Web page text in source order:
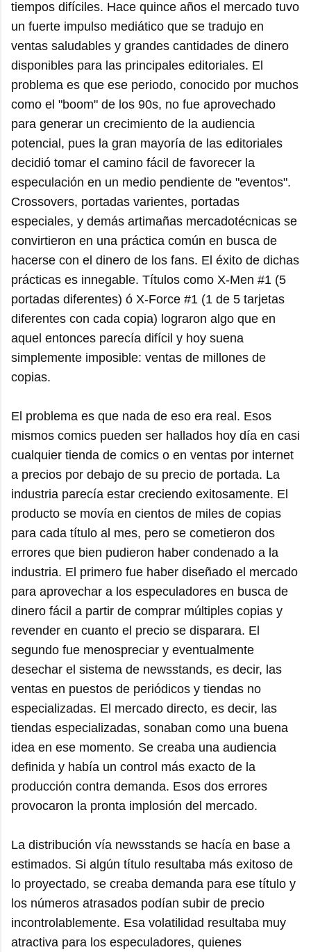
tiempos difíciles. Hace quince años el mercado tuvo
un fuerte impulso mediático que se tradujo en
ventas saludables y grandes cantidades de dinero
disponibles para las principales editoriales. El
problema es que ese periodo, conocido por muchos
como el "boom" de los 90s, no fue aprovechado
para generar un crecimiento de la audiencia
potencial, pues la gran mayoría de las editoriales
decidió tomar el camino fácil de favorecer la
especulación en un medio pendiente de "eventos".
Crossovers, portadas varientes, portadas
especiales, y demás artimañas mercadotécnicas se
convirtieron en una práctica común en busca de
hacerse con el dinero de los fans. El éxito de dichas
prácticas es innegable. Títulos como X-Men #1 (5
portadas diferentes) ó X-Force #1 (1 de 5 tarjetas
diferentes con cada copia) lograron algo que en
aquel entonces parecía difícil y hoy suena
simplemente imposible: ventas de millones de
copias.
El problema es que nada de eso era real. Esos
mismos comics pueden ser hallados hoy día en casi
cualquier tienda de comics o en ventas por internet
a precios por debajo de su precio de portada. La
industria parecía estar creciendo exitosamente. El
producto se movía en cientos de miles de copias
para cada título al mes, pero se cometieron dos
errores que bien pudieron haber condenado a la
industria. El primero fue haber diseñado el mercado
para aprovechar a los especuladores en busca de
dinero fácil a partir de comprar múltiples copias y
revender en cuanto el precio se disparara. El
segundo fue menospreciar y eventualmente
desechar el sistema de newsstands, es decir, las
ventas en puestos de periódicos y tiendas no
especializadas. El mercado directo, es decir, las
tiendas especializadas, sonaban como una buena
idea en ese momento. Se creaba una audiencia
definida y había un control más exacto de la
producción contra demanda. Esos dos errores
provocaron la pronta implosión del mercado.
La distribución vía newsstands se hacía en base a
estimados. Si algún título resultaba más exitoso de
lo proyectado, se creaba demanda para ese título y
los números atrasados podían subir de precio
incontrolablemente. Esa volatilidad resultaba muy
atractiva para los especuladores, quienes